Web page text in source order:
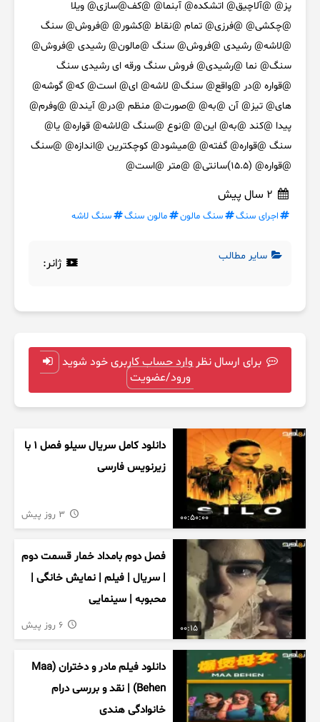
پز@ @آلاچیق@ اتشکده@ آبنما@ @کف@سازی@ ویلا
@چکشی@ @فرزی@ تمام @نقاط @کشور@ @فروش@ سنگ
@لاشه@ رشیدی @فروش@ سنگ @مالون@ رشیدی @فروش@
سنگ@ نما @رشیدی@ فروش سنگ ورقه ای رشیدی سنگ
@قواره @در @واقع@ سنگ@ لاشه@ ای@ است@ که@ گوشه@
های@ تیز@ آن @به@ @صورت@ منظم @در@ آیند@ @وفرم@
پیدا @کند @به@ این@ @نوع @سنگ @لاشه@ قواره@ یا@
سنگ @قواره@ گفته@ @میشود@ کوچکترین @اندازه@ @سنگ
@قواره@ (15.5)سانتی@ @متر @است@
اجرای سنگ سنگ مالون مالون سنگ سنگ لاشه
سایر مطالب ژانر:
برای ارسال نظر وارد حساب کاربری خود شوید
ورود/عضویت
00:50:00
دانلود کامل سریال سیلو فصل ۱ با
زیرنویس فارسی
00:15
فصل دوم بامداد خمار قسمت دوم
| سریال | فیلم | نمایش خانگی |
محبوبه | سینمایی
دانلود فیلم مادر و دختران (Maa
Behen) | نقد و بررسی درام
خانوادگی هندی